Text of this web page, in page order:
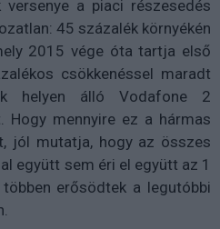
a piaci részesedés
45 százalék környékén
2015 vége óta tartja első
csökkenéssel maradt
helyen álló Vodafone 2
Hogy mennyire ez a hármas
jól mutatja, hogy az összes
együtt sem éri el együtt az 1
erősödtek a legutóbbi